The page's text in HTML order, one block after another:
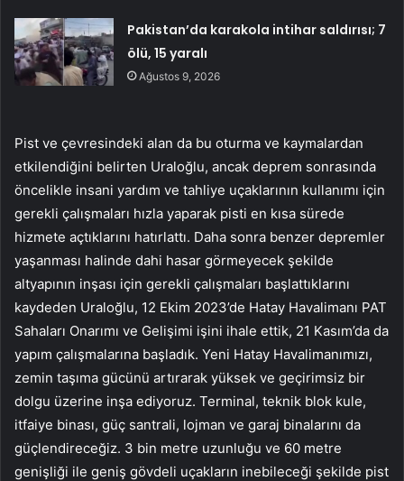
Pakistan’da karakola intihar saldırısı; 7
ölü, 15 yaralı
Ağustos 9, 2026
Pist ve çevresindeki alan da bu oturma ve kaymalardan
etkilendiğini belirten Uraloğlu, ancak deprem sonrasında
öncelikle insani yardım ve tahliye uçaklarının kullanımı için
gerekli çalışmaları hızla yaparak pisti en kısa sürede
hizmete açtıklarını hatırlattı. Daha sonra benzer depremler
yaşanması halinde dahi hasar görmeyecek şekilde
altyapının inşası için gerekli çalışmaları başlattıklarını
kaydeden Uraloğlu, 12 Ekim 2023’de Hatay Havalimanı PAT
Sahaları Onarımı ve Gelişimi işini ihale ettik, 21 Kasım’da da
yapım çalışmalarına başladık. Yeni Hatay Havalimanımızı,
zemin taşıma gücünü artırarak yüksek ve geçirimsiz bir
dolgu üzerine inşa ediyoruz. Terminal, teknik blok kule,
itfaiye binası, güç santrali, lojman ve garaj binalarını da
güçlendireceğiz. 3 bin metre uzunluğu ve 60 metre
genişliği ile geniş gövdeli uçakların inebileceği şekilde pist